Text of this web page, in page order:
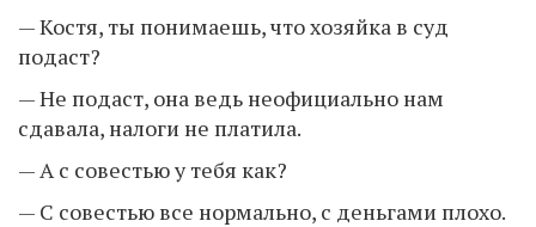
— Костя, ты понимаешь, что хозяйка в суд
подаст?
— Не подаст, она ведь неофициально нам
сдавала, налоги не платила.
— А с совестью у тебя как?
— С совестью все нормально, с деньгами плохо.